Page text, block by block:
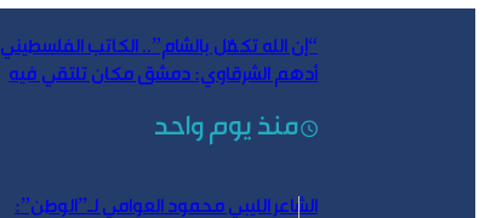
“إن الله تكفّل بالشام”.. الكاتب الفلسطيني
أدهم الشرقاوي: دمشق مكان تلتقي فيه
منذ يوم واحد
الشاعر الليبي محمود العوامي لـ”الوطن”: